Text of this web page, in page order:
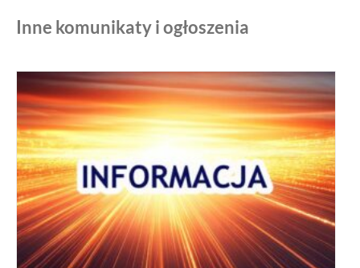
Inne komunikaty i ogłoszenia